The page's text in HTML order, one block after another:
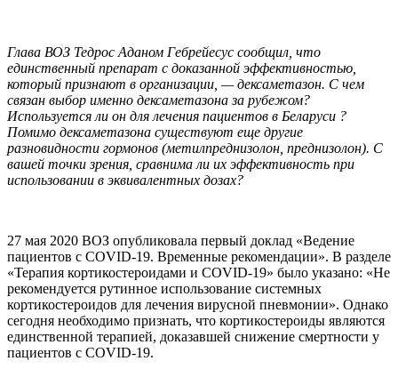
Глава ВОЗ Тедрос Аданом Гебрейесус сообщил, что
единственный препарат с доказанной эффективностью,
который признают в организации, — дексаметазон. С чем
связан выбор именно дексаметазона за рубежом?
Используется ли он для лечения пациентов в Беларуси ?
Помимо дексаметазона существуют еще другие
разновидности гормонов (метилпреднизолон, преднизолон). С
вашей точки зрения, сравнима ли их эффективность при
использовании в эквивалентных дозах?
27 мая 2020 ВОЗ опубликовала первый доклад «Ведение
пациентов с COVID-19. Временные рекомендации». В разделе
«Терапия кортикостероидами и COVID-19» было указано: «Не
рекомендуется рутинное использование системных
кортикостероидов для лечения вирусной пневмонии». Однако
сегодня необходимо признать, что кортикостероиды являются
единственной терапией, доказавшей снижение смертности у
пациентов с COVID-19.